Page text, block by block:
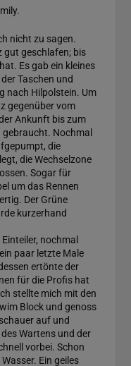
nicht zu sagen.
gut geschlafen; bis
Es gab ein kleines
Taschen und
nach Hilpolstein. Um
gegenüber vom
Ankunft bis zum
Nochmal
die
die Wechselzone
Sogar für
um das Rennen
Der Grüne
kurzerhand
nochmal
paar letzte Male
ertönte der
für die Profis hat
stellte mich mit den
Block und genoss
auf und
Wartens und der
vorbei. Schon
Ein geiles